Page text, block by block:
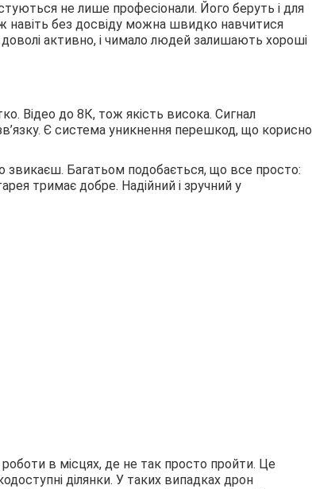
не лише професіонали. Його беруть і для
навіть без досвіду можна швидко навчитися
активно, і чимало людей залишають хороші
Відео до 8К, тож якість висока. Сигнал
Є система уникнення перешкод, що корисно
Багатьом подобається, що все просто:
тримає добре. Надійний і зручний у
в місцях, де не так просто пройти. Це
ділянки. У таких випадках дрон